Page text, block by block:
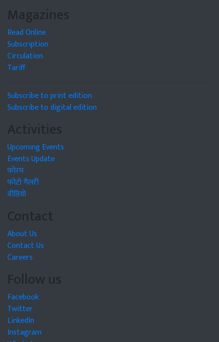
Magazines
Read Online
Subscription
Circulation
Tariff
Subscribe to print edition
Subscribe to digital edition
Activities
Upcoming Events
Events Update
फोरम
फोटो गैलरी
वीडियो
Contact
About Us
Contact Us
Careers
Follow us
Facebook
Twitter
LinkedIn
Instagram